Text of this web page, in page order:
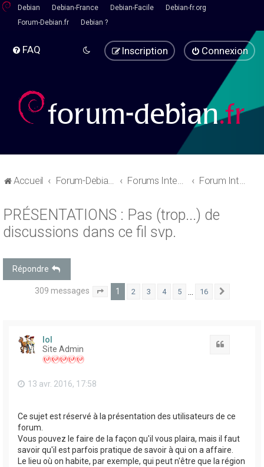
Debian Debian-France Debian-Facile
Debian-fr.org
Forum-Debian.fr
Debian ?
FAQ Connexion
Inscription
Accueil Forum-Debian.fr Forums Internes Forum Interne
PRÉSENTATIONS : Pas (trop...) de
discussions dans ce fil svp.
Répondre
309 messages Page sur 16
1 2 3 4 5 16
lol
Site Admin
13 avr. 2016, 17:58
Ce sujet est réservé à la présentation des utilisateurs de ce
forum.
Vous pouvez le faire de la façon qu'il vous plaira, mais il faut
savoir qu'il est parfois pratique de savoir à qui on a affaire.
Le lieu où on habite, par exemple, qui peut n'être que la région